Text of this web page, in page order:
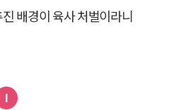
배경이 육사 처벌이라니